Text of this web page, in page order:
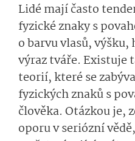
Lidé mají často
fyzické znaky s
o barvu vlasů,
výraz tváře. Existuje
teorií, které se
fyzických znaků s
člověka. Otázkou je,
oporu v seriózní